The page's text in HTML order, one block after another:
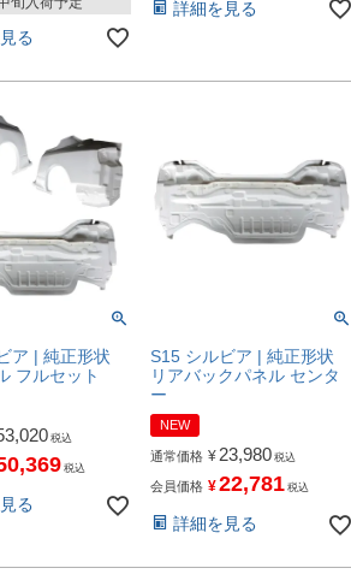
る
詳細を見る
ア | 純正形状
フルセット
税込
税込
る
S15 シルビア | 純正形状
リアバックパネル センタ
ー
NEW
通常価格 ¥ 23,980 税込
会員価格 ¥22,781 税込
詳細を見る